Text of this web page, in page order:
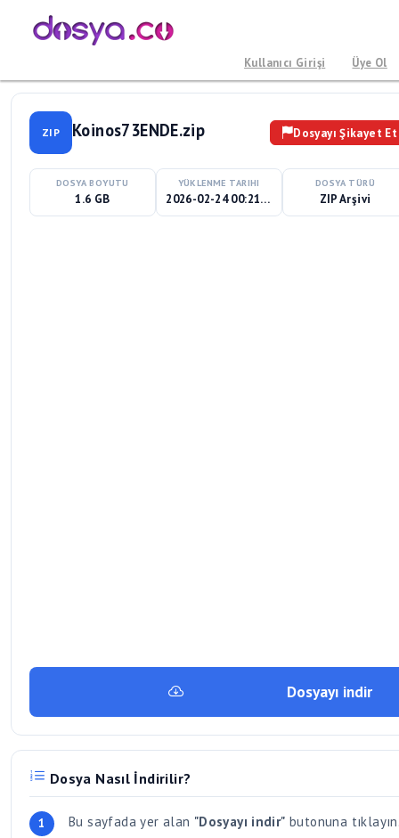
Kullanıcı Girişi Üye Ol
ZIP Koinos73ENDE.zip Dosyayı Şikayet Et
DOSYA BOYUTU
1.6 GB
YÜKLENME TARIHI
2026-02-24 00:21:02
DOSYA TÜRÜ
ZIP Arşivi
Dosyayı indir
Dosya Nasıl İndirilir?
Bu sayfada yer alan "Dosyayı indir" butonuna